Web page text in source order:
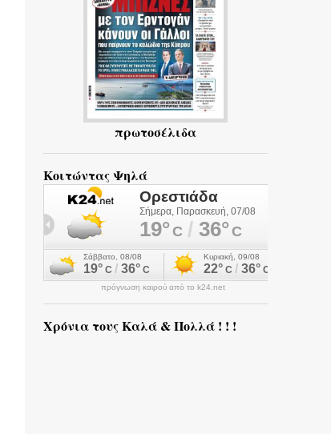
πρωτοσέλιδα
Κοιτώντας Ψηλά
πρόγνωση καιρού από το k24.net
Χρόνια τους Καλά & Πολλά ! ! !